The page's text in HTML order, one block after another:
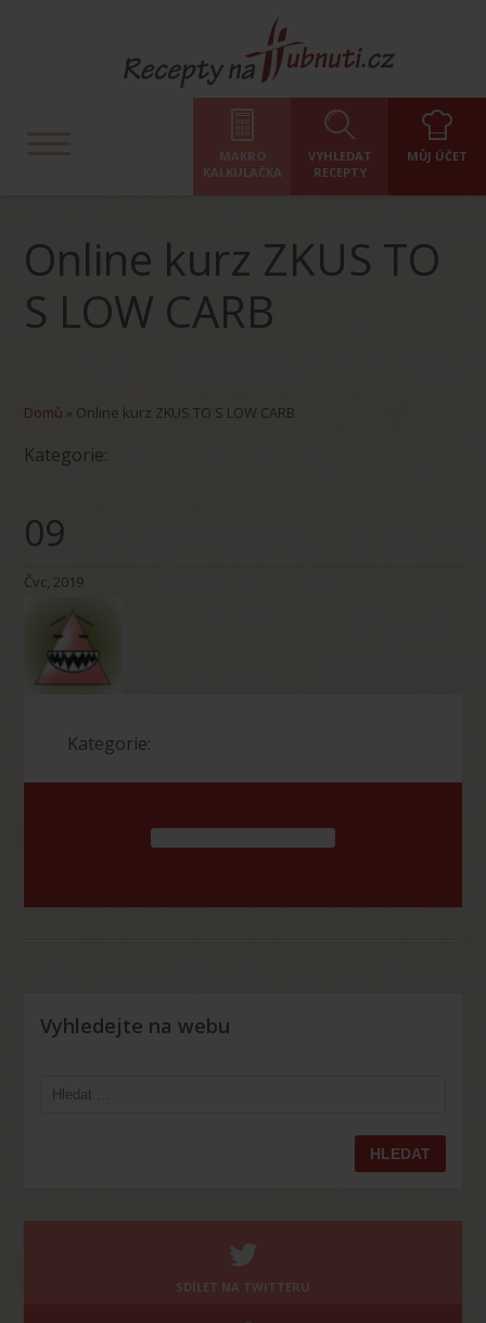
MAKRO
KALKULAČKA
VYHLEDAT
RECEPTY
MŮJ ÚČET
Online kurz ZKUS TO
S LOW CARB
Domů » Online kurz ZKUS TO S LOW CARB
Kategorie:
09
Čvc, 2019
Kategorie:
Vyhledejte na webu
Vyhledávání
SDÍLET NA TWITTERU